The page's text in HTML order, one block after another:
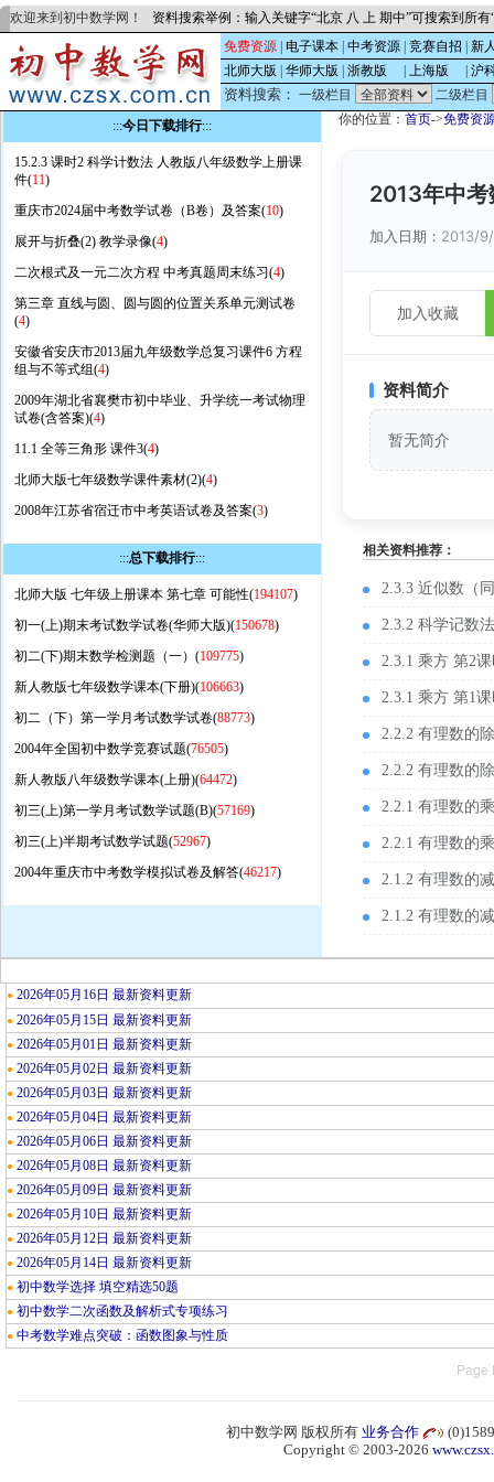
欢迎来到初中数学网！ 资料搜索举例：输入关键字“北京 八 上 期中”可搜索到所
免费资源 电子课本 中考资源 竞赛自招
新
北师大版
华师大版 浙教版 上海版 沪
资料搜索： 一级栏目
二级栏目
:::今日下载排行:::
15.2.3 课时2 科学计数法 人教版八年级数学上册课
件(11)
重庆市2024届中考数学试卷（B卷）及答案(10)
展开与折叠(2) 教学录像(4)
二次根式及一元二次方程 中考真题周末练习(4)
第三章 直线与圆、圆与圆的位置关系单元测试卷
(4)
安徽省安庆市2013届九年级数学总复习课件6 方程
组与不等式组(4)
2009年湖北省襄樊市初中毕业、升学统一考试物理
试卷(含答案)(4)
11.1 全等三角形 课件3(4)
北师大版七年级数学课件素材(2)(4)
2008年江苏省宿迁市中考英语试卷及答案(3)
:::总下载排行:::
北师大版 七年级上册课本 第七章 可能性(194107)
初一(上)期末考试数学试卷(华师大版)(150678)
初二(下)期末数学检测题（一）(109775)
新人教版七年级数学课本(下册)(106663)
初二（下）第一学月考试数学试卷(88773)
2004年全国初中数学竞赛试题(76505)
新人教版八年级数学课本(上册)(64472)
初三(上)第一学月考试数学试题(B)(57169)
初三(上)半期考试数学试题(52967)
2004年重庆市中考数学模拟试卷及解答(46217)
你的位置： 首页->免费资
2013年中考
加入日期： 2013/
加入收藏
资料简介
暂无简介
相关资料推荐：
2.3.3 近似数（
2.3.2 科学记数
2.3.1 乘方 第2
2.3.1 乘方 第1
2.2.2 有理数的
2.2.2 有理数的
2.2.1 有理数的
2.2.1 有理数的
2.1.2 有理数的
2.1.2 有理数的
● 2026年05月16日 最新资料更新
● 2026年05月15日 最新资料更新
● 2026年05月01日 最新资料更新
● 2026年05月02日 最新资料更新
● 2026年05月03日 最新资料更新
● 2026年05月04日 最新资料更新
● 2026年05月06日 最新资料更新
● 2026年05月08日 最新资料更新
● 2026年05月09日 最新资料更新
● 2026年05月10日 最新资料更新
● 2026年05月12日 最新资料更新
● 2026年05月14日 最新资料更新
● 初中数学选择 填空精选50题
● 初中数学二次函数及解析式专项练习
● 中考数学难点突破：函数图象与性质
Page
初中数学网 版权所有 业务合作
Copyright © 2003-2026